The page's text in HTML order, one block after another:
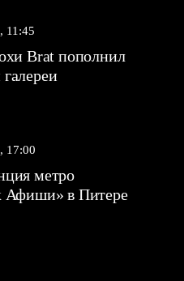
11:45
Brat пополнил
17:00
метро
Афиши» в Питере